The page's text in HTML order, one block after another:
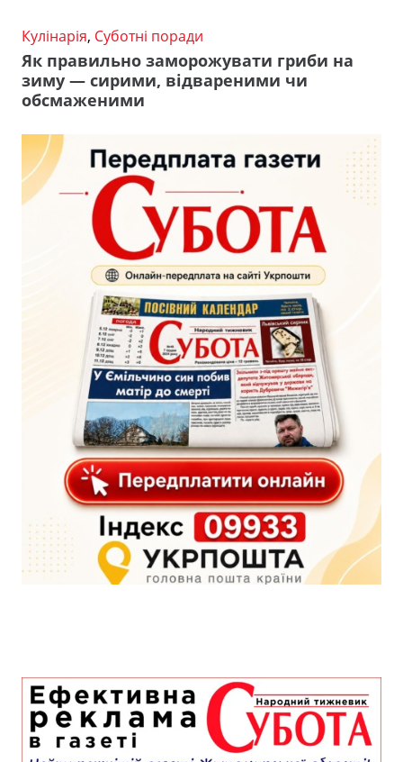
Кулінарія, Суботні поради
Як правильно заморожувати гриби на
зиму — сирими, відвареними чи
обсмаженими